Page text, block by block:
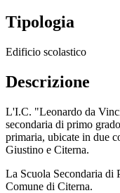
Tipologia
Edificio scolastico
Descrizione
L'I.C. "Leonardo da
secondaria di primo
primaria, ubicate in due
Giustino e Citerna.
La Scuola Secondaria di
Comune di Citerna.